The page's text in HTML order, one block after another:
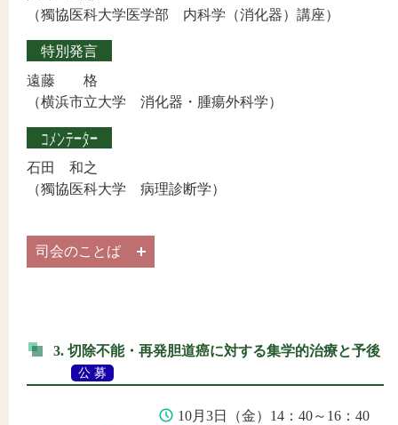
（獨協医科大学医学部 内科学（消化器）講座）
特別発言
遠藤 格
（横浜市立大学 消化器・腫瘍外科学）
コメンテーター
石田 和之
（獨協医科大学 病理診断学）
司会のことば
3. 切除不能・再発胆道癌に対する集学的治療と予後
公 募
10月3日（金）14：40～16：40